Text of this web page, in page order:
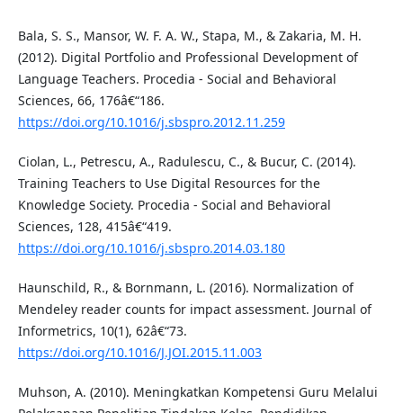
Bala, S. S., Mansor, W. F. A. W., Stapa, M., & Zakaria, M. H.
(2012). Digital Portfolio and Professional Development of
Language Teachers. Procedia - Social and Behavioral
Sciences, 66, 176â€“186.
https://doi.org/10.1016/j.sbspro.2012.11.259
Ciolan, L., Petrescu, A., Radulescu, C., & Bucur, C. (2014).
Training Teachers to Use Digital Resources for the
Knowledge Society. Procedia - Social and Behavioral
Sciences, 128, 415â€“419.
https://doi.org/10.1016/j.sbspro.2014.03.180
Haunschild, R., & Bornmann, L. (2016). Normalization of
Mendeley reader counts for impact assessment. Journal of
Informetrics, 10(1), 62â€“73.
https://doi.org/10.1016/J.JOI.2015.11.003
Muhson, A. (2010). Meningkatkan Kompetensi Guru Melalui